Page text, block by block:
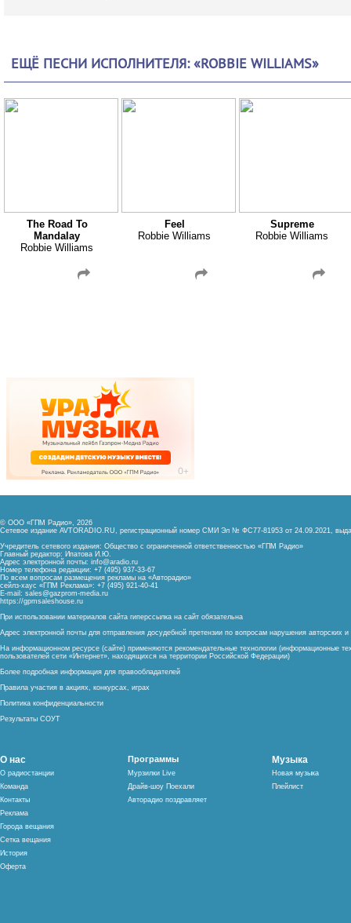
ЕЩЁ ПЕСНИ ИСПОЛНИТЕЛЯ: «ROBBIE WILLIAMS»
The Road To
Mandalay
Robbie Williams
Feel
Robbie Williams
Supreme
Robbie Williams
© ООО «ГПМ Радио», 2026
Сетевое издание AVTORADIO.RU, регистрационный номер СМИ Эл № ФС77-81953 от 24.09.2021,
Учредитель сетевого издания: Общество с ограниченной ответственностью «ГПМ Радио»
Главный редактор: Ипатова И.Ю.
Адрес электронной почты: info@aradio.ru
Номер телефона редакции: +7 (495) 937-33-67
По всем вопросам размещения рекламы на «Авторадио»
сейлз-хаус «ГПМ Реклама»: +7 (495) 921-40-41
E-mail: sales@gazprom-media.ru
https://gpmsaleshouse.ru
При использовании материалов сайта гиперссылка на сайт обязательна
Адрес электронной почты для отправления досудебной претензии по вопросам нарушения авторских
На информационном ресурсе (сайте) применяются рекомендательные технологии (информационные
пользователей сети «Интернет», находящихся на территории Российской Федерации)
Более подробная информация для правообладателей
Правила участия в акциях, конкурсах, играх
Политика конфиденциальности
Результаты СОУТ
О нас
О радиостанции
Команда
Контакты
Реклама
Города вещания
Сетка вещания
История
Оферта
Программы
Мурзилки Live
Драйв-шоу Поехали
Авторадио поздравляет
Музыка
Новая музыка
Плейлист